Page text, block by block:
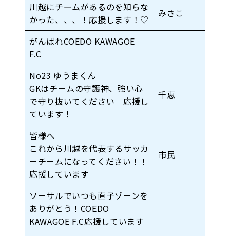
川越にチームがあるのを知らな
かった、、、！応援します！♡
みさこ
がんばれCOEDO KAWAGOE
F.C
No23 ゆうまくん
GKはチームの守護神、強い心
で守り抜いてください 応援し
ています！
千恵
皆様へ
これから川越を代表するサッカ
ーチームになってください！！
応援しています
市民
ソーサルでいつも直子ゾーンを
ありがとう！COEDO
KAWAGOE F.C応援しています